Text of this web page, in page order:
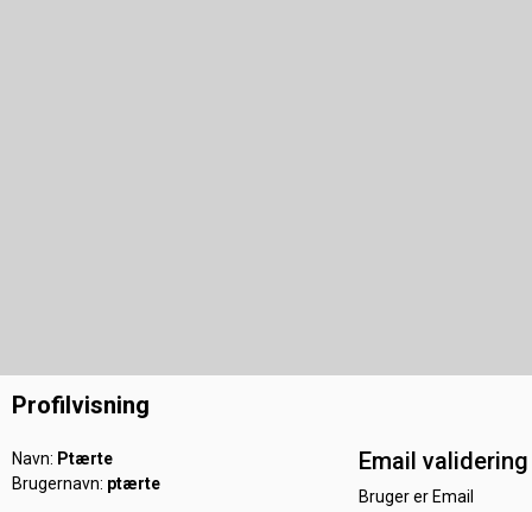
Profilvisning
Navn: Ptærte
Brugernavn: ptærte
Email validering
Bruger er Email